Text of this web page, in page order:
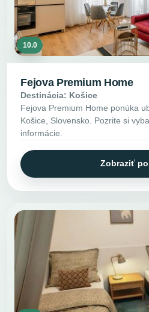
10.0
Fejova Premium Home
Destinácia: Košice
Fejova Premium Home ponúka
Košice, Slovensko. Pozrite si
informácie.
Zobraziť